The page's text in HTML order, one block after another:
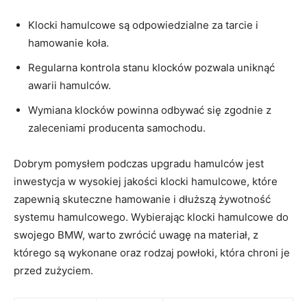
Klocki hamulcowe są odpowiedzialne za tarcie ‍i
hamowanie koła.
Regularna kontrola stanu klocków pozwala⁢ uniknąć‌
awarii hamulców.
Wymiana klocków powinna odbywać się zgodnie z‌
zaleceniami producenta samochodu.
Dobrym pomysłem podczas upgradu hamulców jest
inwestycja w wysokiej jakości klocki hamulcowe, które
zapewnią skuteczne hamowanie i dłuższą żywotność
⁢systemu hamulcowego. Wybierając klocki hamulcowe do
‌swojego BMW, warto zwrócić uwagę‌ na materiał, z
którego są wykonane oraz rodzaj powłoki, ‍która chroni je
przed zużyciem.